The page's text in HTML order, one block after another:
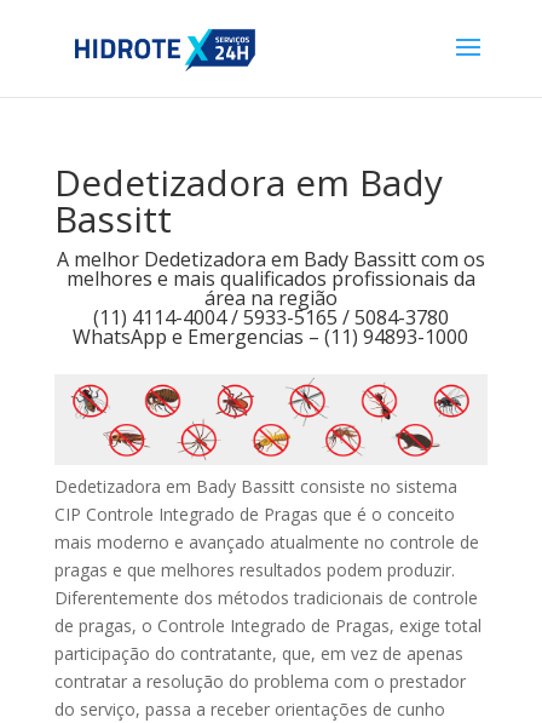
Dedetizadora em Bady
Bassitt
A melhor Dedetizadora em Bady Bassitt com os
melhores e mais qualificados profissionais da
área na região
(11) 4114-4004 / 5933-5165 / 5084-3780
WhatsApp e Emergencias – (11) 94893-1000
Dedetizadora em Bady Bassitt consiste no sistema
CIP Controle Integrado de Pragas que é o conceito
mais moderno e avançado atualmente no controle de
pragas e que melhores resultados podem produzir.
Diferentemente dos métodos tradicionais de controle
de pragas, o Controle Integrado de Pragas, exige total
participação do contratante, que, em vez de apenas
contratar a resolução do problema com o prestador
do serviço, passa a receber orientações de cunho